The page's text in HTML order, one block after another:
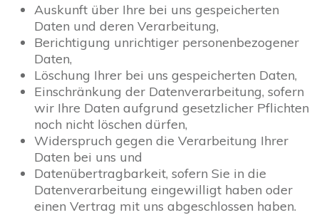
Auskunft über Ihre bei uns gespeicherten
Daten und deren Verarbeitung,
Berichtigung unrichtiger personenbezogener
Daten,
Löschung Ihrer bei uns gespeicherten Daten,
Einschränkung der Datenverarbeitung, sofern
wir Ihre Daten aufgrund gesetzlicher Pflichten
noch nicht löschen dürfen,
Widerspruch gegen die Verarbeitung Ihrer
Daten bei uns und
Datenübertragbarkeit, sofern Sie in die
Datenverarbeitung eingewilligt haben oder
einen Vertrag mit uns abgeschlossen haben.